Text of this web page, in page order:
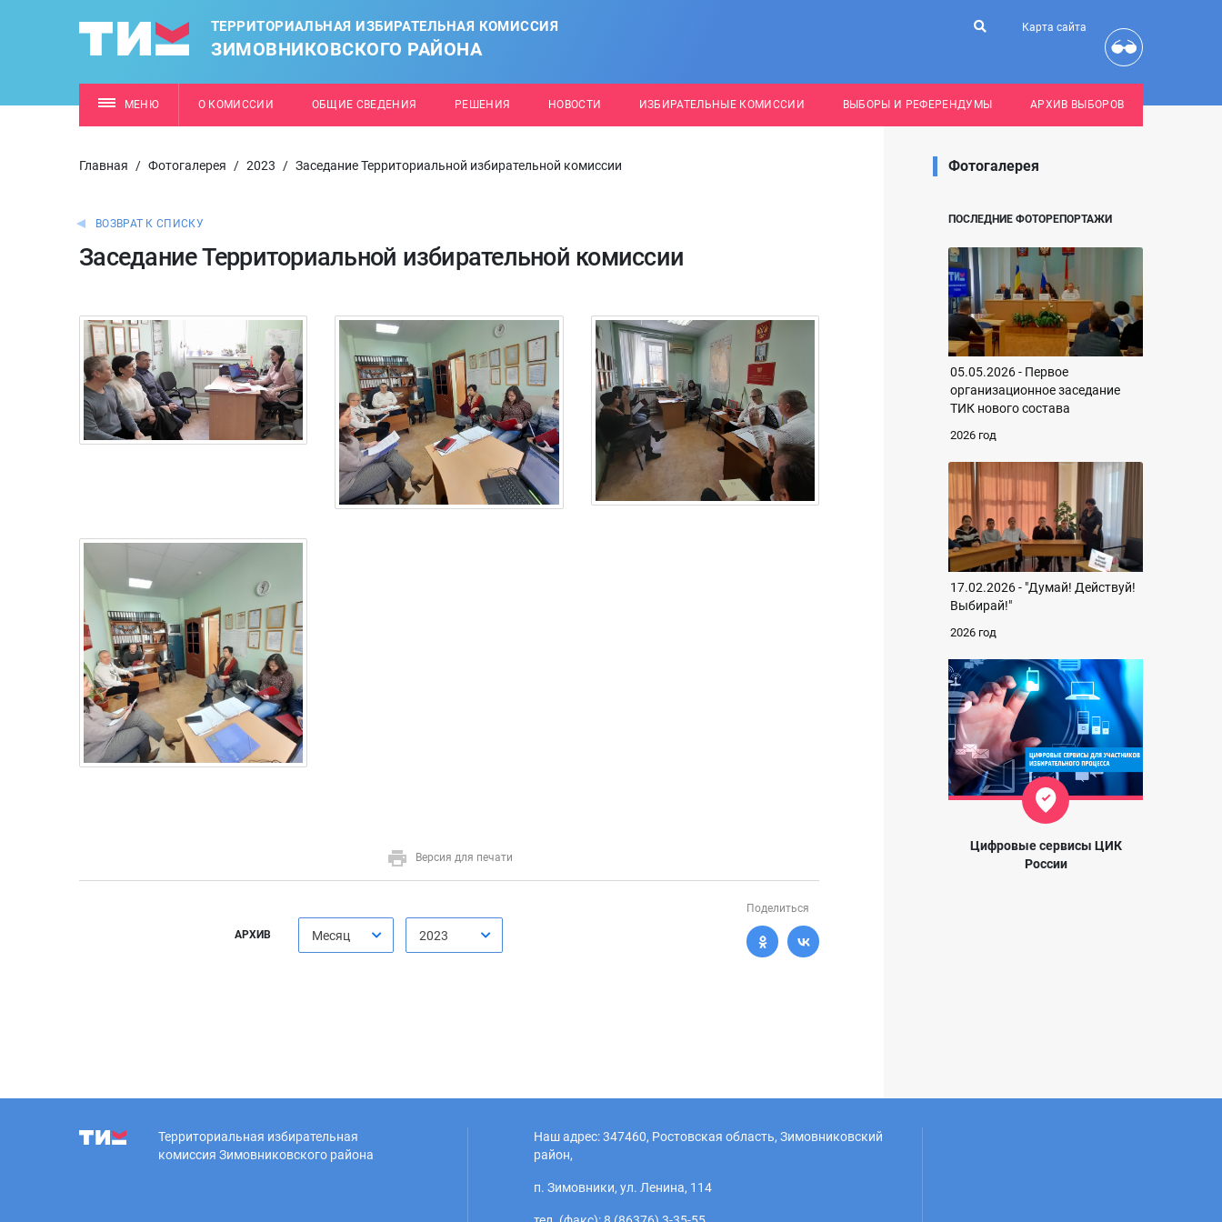
ТЕРРИТОРИАЛЬНАЯ ИЗБИРАТЕЛЬНАЯ КОМИССИЯ
ЗИМОВНИКОВСКОГО РАЙОНА
Карта сайта
МЕНЮ О КОМИССИИ ОБЩИЕ СВЕДЕНИЯ РЕШЕНИЯ НОВОСТИ ИЗБИРАТЕЛЬНЫЕ КОМИССИИ ВЫБОРЫ И РЕФЕРЕНДУМЫ АРХИВ ВЫБОРОВ
Главная / Фотогалерея / 2023 / Заседание Территориальной избирательной комиссии
ВОЗВРАТ К СПИСКУ
Заседание Территориальной избирательной комиссии
Версия для печати
АРХИВ Месяц 2023
Поделиться
Фотогалерея
ПОСЛЕДНИЕ ФОТОРЕПОРТАЖИ
05.05.2026 - Первое
организационное заседание
ТИК нового состава
2026 год
17.02.2026 - "Думай! Действуй!
Выбирай!"
2026 год
Цифровые сервисы ЦИК
России
Территориальная избирательная
комиссия Зимовниковского района
Наш адрес: 347460, Ростовская область, Зимовниковский
район,
п. Зимовники, ул. Ленина, 114